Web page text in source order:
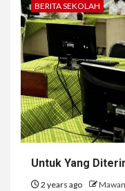
BERITA SEKOLAH
Untuk Yang
2 years ago